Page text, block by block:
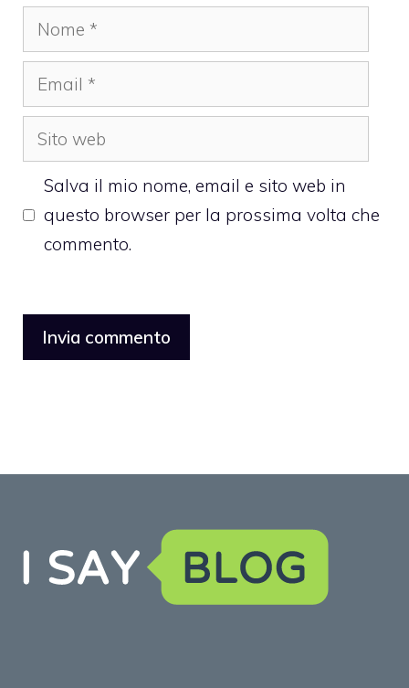
Nome
Email
Sito
web
Salva il mio nome, email e sito web in
questo browser per la prossima volta che
commento.